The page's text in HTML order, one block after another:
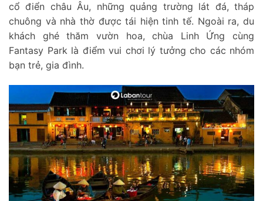
cổ điển châu Âu, những quảng trường lát đá, tháp
chuông và nhà thờ được tái hiện tinh tế. Ngoài ra, du
khách ghé thăm vườn hoa, chùa Linh Ứng cùng
Fantasy Park là điểm vui chơi lý tưởng cho các nhóm
bạn trẻ, gia đình.